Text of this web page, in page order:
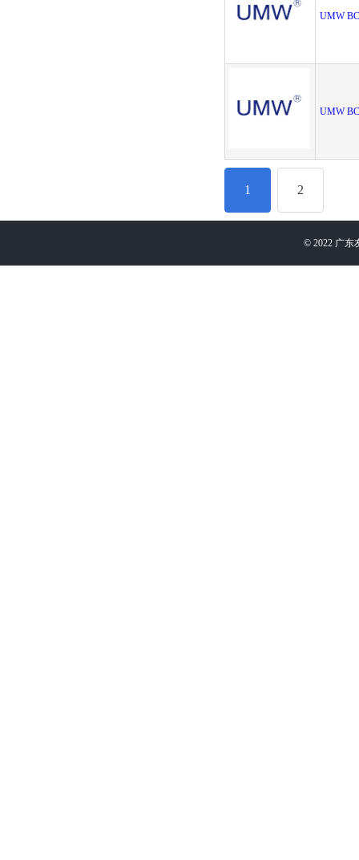
UMW
UMW
1 2
© 2022 广东